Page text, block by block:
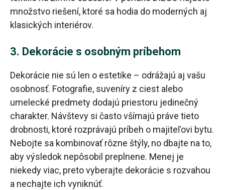
množstvo riešení, ktoré sa hodia do moderných aj
klasických interiérov.
3. Dekorácie s osobným príbehom
Dekorácie nie sú len o estetike – odrážajú aj vašu
osobnosť. Fotografie, suveníry z ciest alebo
umelecké predmety dodajú priestoru jedinečný
charakter. Návštevy si často všímajú práve tieto
drobnosti, ktoré rozprávajú príbeh o majiteľovi bytu.
Nebojte sa kombinovať rôzne štýly, no dbajte na to,
aby výsledok nepôsobil preplnene. Menej je
niekedy viac, preto vyberajte dekorácie s rozvahou
a nechajte ich vyniknúť.